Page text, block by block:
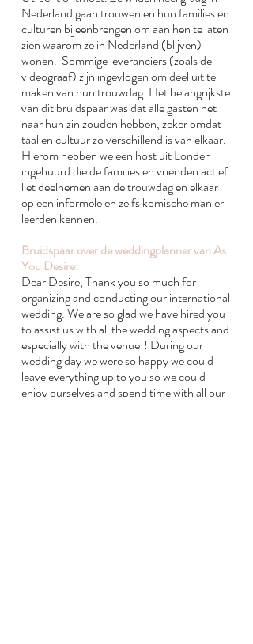
Nederland gaan trouwen en hun families en
culturen bijeenbrengen om aan hen te laten
zien waarom ze in Nederland (blijven)
wonen. Sommige leveranciers (zoals de
videograaf) zijn ingevlogen om deel uit te
maken van hun trouwdag. Het belangrijkste
van dit bruidspaar was dat alle gasten het
naar hun zin zouden hebben, zeker omdat
taal en cultuur zo verschillend is van elkaar.
Hierom hebben we een host uit Londen
ingehuurd die de families en vrienden actief
liet deelnemen aan de trouwdag en elkaar
op een informele en zelfs komische manier
leerden kennen.
Bruidspaar over de weddingplanner van As
You Desire:
Dear Desire, Thank you so much for
organizing and conducting our international
wedding. We are so glad we have hired you
to assist us with all the wedding aspects and
especially with the venue!! During our
wedding day we were so happy we could
leave everything up to you so we could
enjoy ourselves and spend time with all our